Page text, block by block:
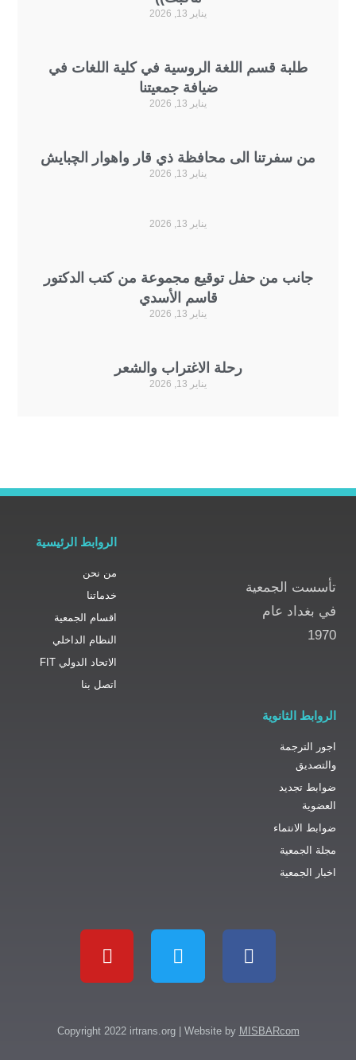
قسم اللغة الروسية في كلية اللغات في
ضيافة جمعيتنا
سفرتنا الى محافظة ذي قار واهوار الچبايش
من حفل توقيع مجموعة من كتب الدكتور
قاسم الأسدي
رحلة الاغتراب والشعر
الجمعية
عام
الروابط الرئيسية
اقسام الجمعية
النظام الداخلي
الاتحاد الدولي FIT
Copyright 2022 irtrans.org | Website byMISBARcom